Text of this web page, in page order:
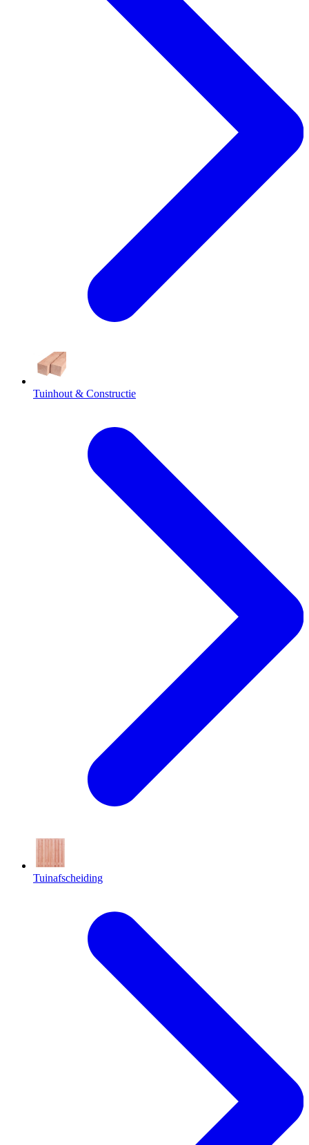
Tuinhout & Constructie
Tuinafscheiding